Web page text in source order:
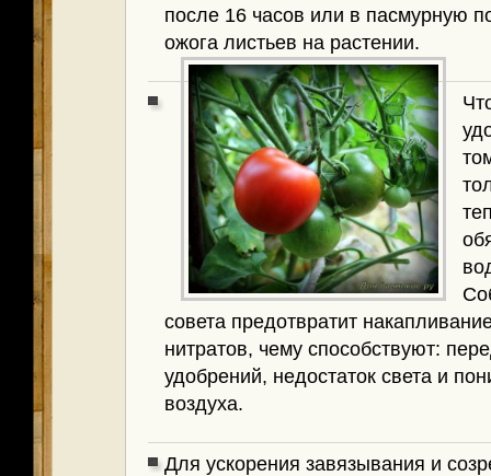
после 16 часов или в пасмурную
ожога листьев на растении.
совета предотвратит
нитратов, чему способствуют:
удобрений, недостаток света и
воздуха.
Для ускорения завязывания и